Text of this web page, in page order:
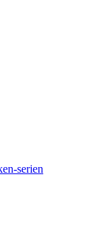
serien